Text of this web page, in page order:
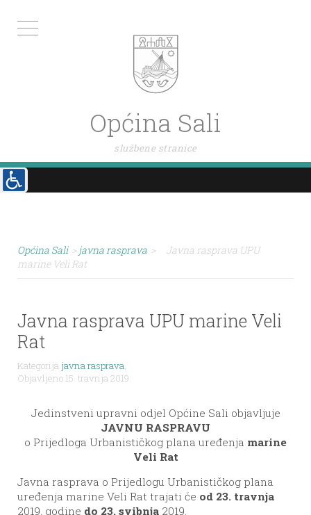
Općina Sali
službene stranice
Općina Sali > javna rasprava >
Javna rasprava UPU
marine Veli Rat
Javna rasprava UPU marine Veli
Rat
Kategorija javna rasprava,
Objavljeno 15. travnja 2019.
Jedinstveni upravni odjel Općine Sali objavljuje
JAVNU RASPRAVU
o Prijedloga Urbanističkog plana uređenja marine
Veli Rat
Javna rasprava o Prijedlogu Urbanističkog plana
uređenja marine Veli Rat trajati će od 23. travnja
2019. godine do 23. svibnja 2019.